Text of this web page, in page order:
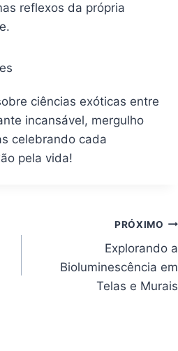
reflexos da própria
ciências exóticas entre
incansável, mergulho
celebrando cada
pela vida!
PRÓXIMO
Explorando a
Bioluminescência em
Telas e Murais